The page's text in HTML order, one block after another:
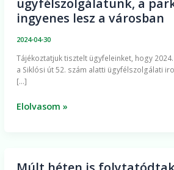
ügyfélszolgálatunk, a
ingyenes lesz a városban
2024-04-30
​Tájékoztatjuk tisztelt ügyfeleinket, hogy
a Siklósi út 52. szám alatti ügyfélszolgálati
[…]
elsején
zárva
a
parkolás
ingyenes
Elolvasom »
Múlt